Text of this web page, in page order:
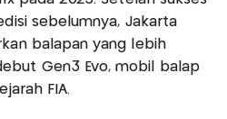
sebelumnya, Jakarta
balapan yang lebih
Gen3 Evo, mobil balap
FIA.